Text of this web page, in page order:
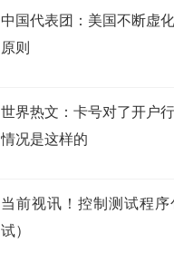
中国代表团：美国不断虚
原则
世界热文：卡号对了开户
情况是这样的
当前视讯！控制测试程序
试）